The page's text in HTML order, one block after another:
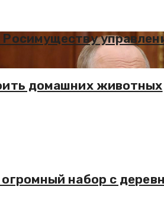
домашних животных
набор с